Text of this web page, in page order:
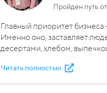
Пройден путь
Главный приоритет бизнеса
Именно оно, заставляет
десертами, хлебом,
Читать полностью